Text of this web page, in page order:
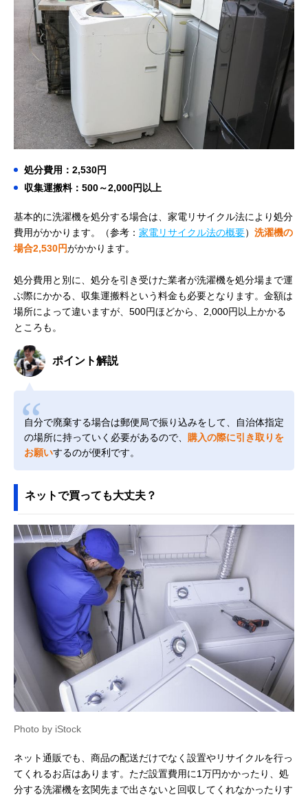
処分費用：2,530円
収集運搬料：500～2,000円以上
基本的に洗濯機を処分する場合は、家電リサイクル法により処分
費用がかかります。（参考： 家電リサイクル法の概要） 洗濯機の
場合2,530円がかかります。
処分費用と別に、処分を引き受けた業者が洗濯機を処分場まで運
ぶ際にかかる、収集運搬料という料金も必要となります。金額は
場所によって違いますが、500円ほどから、2,000円以上かかる
ところも。
ポイント解説
自分で廃棄する場合は郵便局で振り込みをして、自治体指定
の場所に持っていく必要があるので、
購入の際に引き取りを
お願いするのが便利です。
ネットで買っても大丈夫？
Photo by iStock
ネット通販でも、商品の配送だけでなく設置やリサイクルを行っ
てくれるお店はあります。ただ設置費用に1万円かかったり、処
分する洗濯機を玄関先まで出さないと回収してくれなかったりす